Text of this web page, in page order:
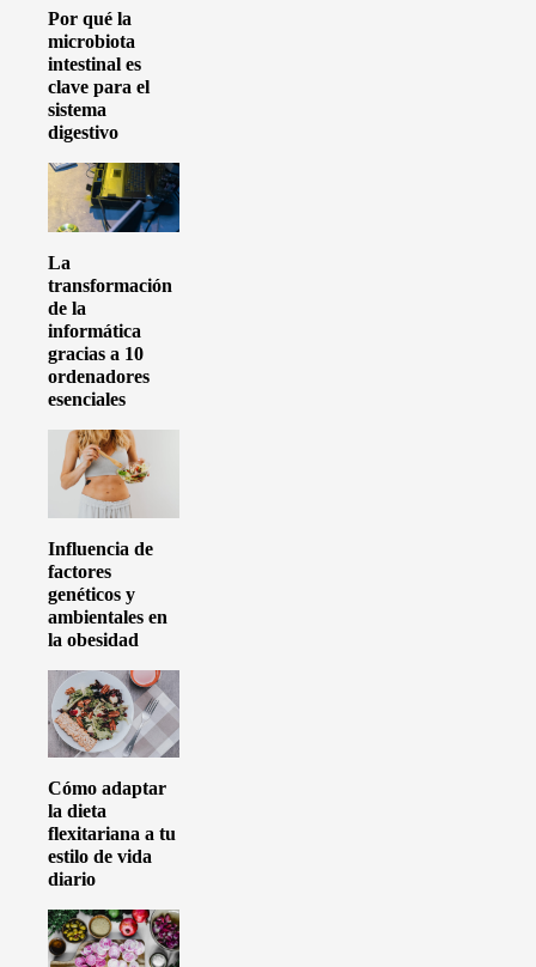
Por qué la
microbiota
intestinal es
clave para el
sistema
digestivo
La
transformación
de la
informática
gracias a 10
ordenadores
esenciales
Influencia de
factores
genéticos y
ambientales en
la obesidad
Cómo adaptar
la dieta
flexitariana a tu
estilo de vida
diario